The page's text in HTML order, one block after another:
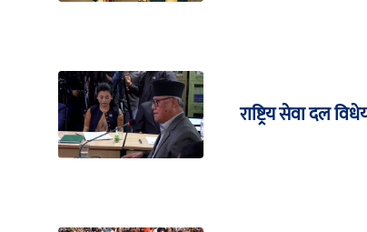
राष्ट्रिय सेवा दल